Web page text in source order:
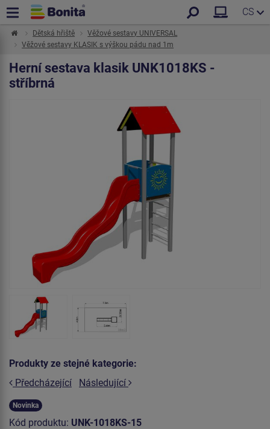
CS
Dětská hřiště
Věžové sestavy UNIVERSAL
Věžové sestavy KLASIK s výškou pádu nad 1m
Herní sestava klasik UNK1018KS -
stříbrná
Produkty ze stejné kategorie:
Předcházející
Následující
Novinka
Kód produktu: UNK-1018KS-15